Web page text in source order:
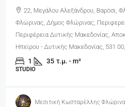
22, Μεγάλου Αλεξάνδρου, Βαρόσι,
Φλώρινας, Δήμος Φλώρινας,
Περιφέρεια Δυτικής Μακεδονίας,
Ηπείρου - Δυτικής Μακεδονίας, 531
1 35 τ.μ. - m²
STUDIO
Μεσιτική Κωσταρέλλης Φλώρινα